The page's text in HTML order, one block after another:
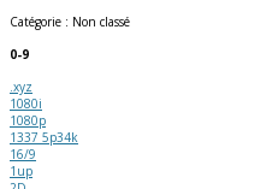
Catégorie : Non classé
0-9
.xyz
1080i
1080p
1337 5p34k
16/9
1up